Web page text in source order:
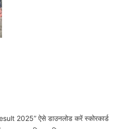
2025” ऐसे डाउनलोड करें स्कोरकार्ड